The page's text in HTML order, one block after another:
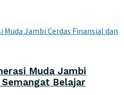
Muda Jambi
Belajar